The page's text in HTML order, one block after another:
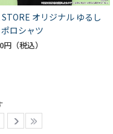
STORE オリジナル ゆるし
ロシャツ
円